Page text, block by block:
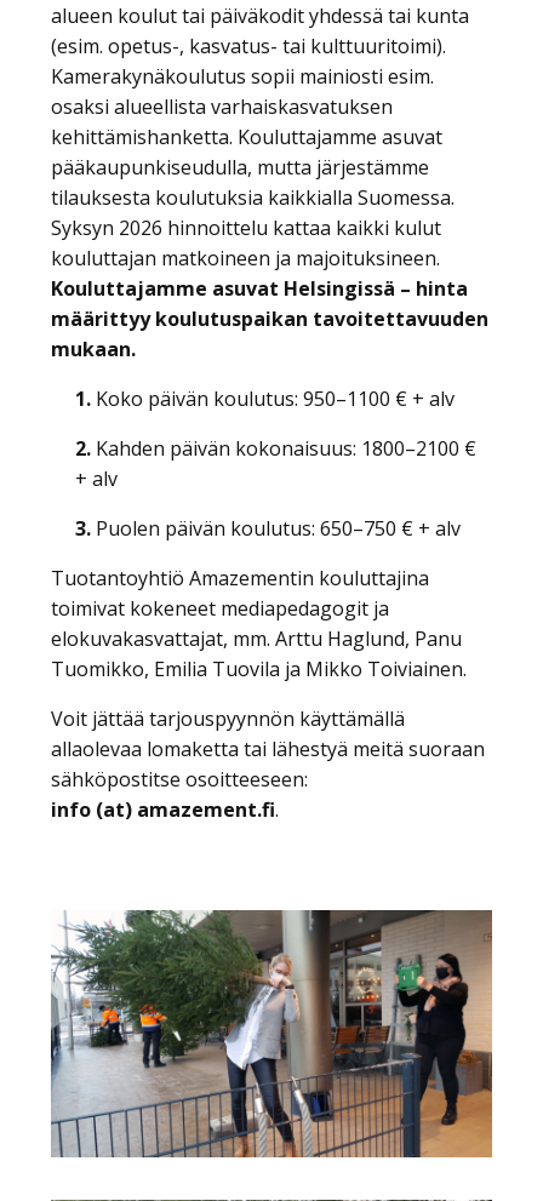
alueen koulut tai päiväkodit yhdessä tai kunta
(esim. opetus-, kasvatus- tai kulttuuritoimi).
Kamerakynäkoulutus sopii mainiosti esim.
osaksi alueellista varhaiskasvatuksen
kehittämishanketta. Kouluttajamme asuvat
pääkaupunkiseudulla, mutta järjestämme
tilauksesta koulutuksia kaikkialla Suomessa.
Syksyn 2026 hinnoittelu kattaa kaikki kulut
kouluttajan matkoineen ja majoituksineen.
Kouluttajamme asuvat Helsingissä – hinta
määrittyy koulutuspaikan tavoitettavuuden
mukaan.
1. Koko päivän koulutus: 950–1100 € + alv
2. Kahden päivän kokonaisuus: 1800–2100 €
+ alv
3. Puolen päivän koulutus: 650–750 € + alv
Tuotantoyhtiö Amazementin kouluttajina
toimivat kokeneet mediapedagogit ja
elokuvakasvattajat, mm. Arttu Haglund, Panu
Tuomikko, Emilia Tuovila ja Mikko Toiviainen.
Voit jättää tarjouspyynnön käyttämällä
allaolevaa lomaketta tai lähestyä meitä suoraan
sähköpostitse osoitteeseen:
info (at) amazement.fi.